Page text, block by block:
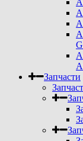
Запчасти